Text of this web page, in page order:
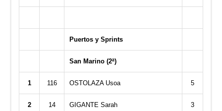
Puertos y Sprints
San Marino (2ª)
1 116 OSTOLAZA Usoa 5
2 14 GIGANTE Sarah 3